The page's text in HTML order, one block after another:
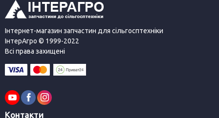
Інтернет-магазин запчастин для сільгосптехніки
ІнтерАгро © 1999-2022
Всі права захищені
Контакти